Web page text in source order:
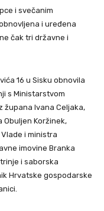
i svečanim
i uređena
čak tri državne i
16 u Sisku obnovila
s Ministarstvom
župana Ivana Celjaka,
Obuljen Koržinek,
i ministra
imovine Branka
i saborska
Hrvatske gospodarske